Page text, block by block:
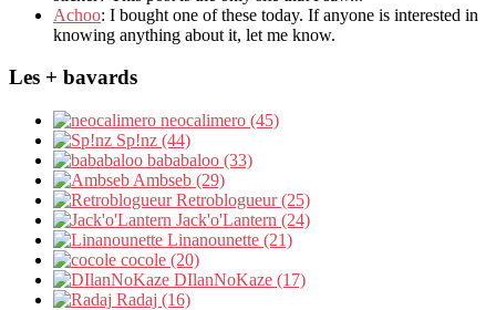
Achoo: I bought one of these today. If anyone is interested in
knowing anything about it, let me know.
Les + bavards
neocalimero (45)
Sp!nz (44)
bababaloo (33)
Ambseb (29)
Retroblogueur (25)
Jack'o'Lantern (24)
Linanounette (21)
cocole (20)
DIlanNoKaze (17)
Radaj (16)